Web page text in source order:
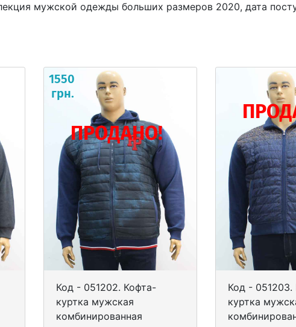
мужской одежды больших размеров 2020, дата
1550
грн.
ПРОДАНО!
Код - 051202. Кофта-
куртка мужская
комбинированная
Код - 051203.
куртка